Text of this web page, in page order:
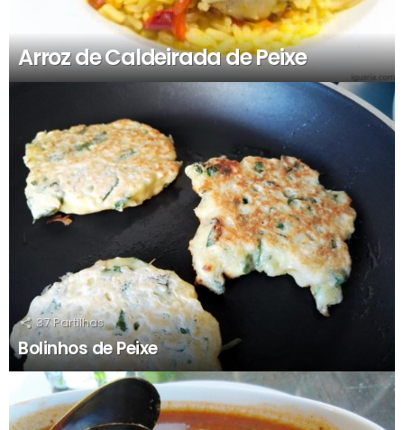
Arroz de Caldeirada de Peixe
37 Partilhas
Bolinhos de Peixe